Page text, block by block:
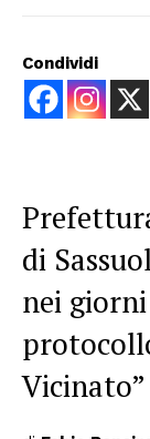
Condividi
di
nei
Vicinato”